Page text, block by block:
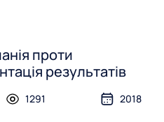
проти
результатів
1291 2018